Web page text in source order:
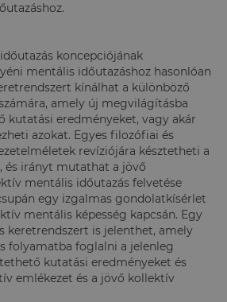
koncepciójának
mentális időutazáshoz hasonlóan
kínálhat a különböző
amely új megvilágításba
kutatási eredményeket, vagy akár
azokat. Egyes filozófiai és
revíziójára késztetheti a
és irányt mutathat a jövő
mentális időutazás felvetése
egy izgalmas gondolatkísérlet
mentális képesség kapcsán. Egy
keretrendszert is jelenthet, amely
folyamatba foglalni a jelenleg
kutatási eredményeket és
emlékezet és a jövő kollektív